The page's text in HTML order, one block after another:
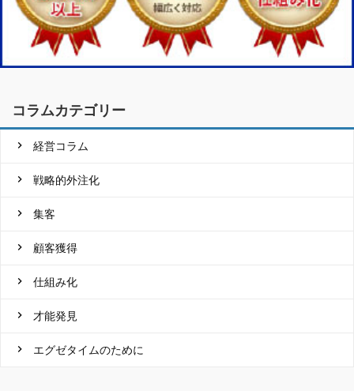
コラムカテゴリー
経営コラム
戦略的外注化
集客
顧客獲得
仕組み化
才能発見
エグゼタイムのために